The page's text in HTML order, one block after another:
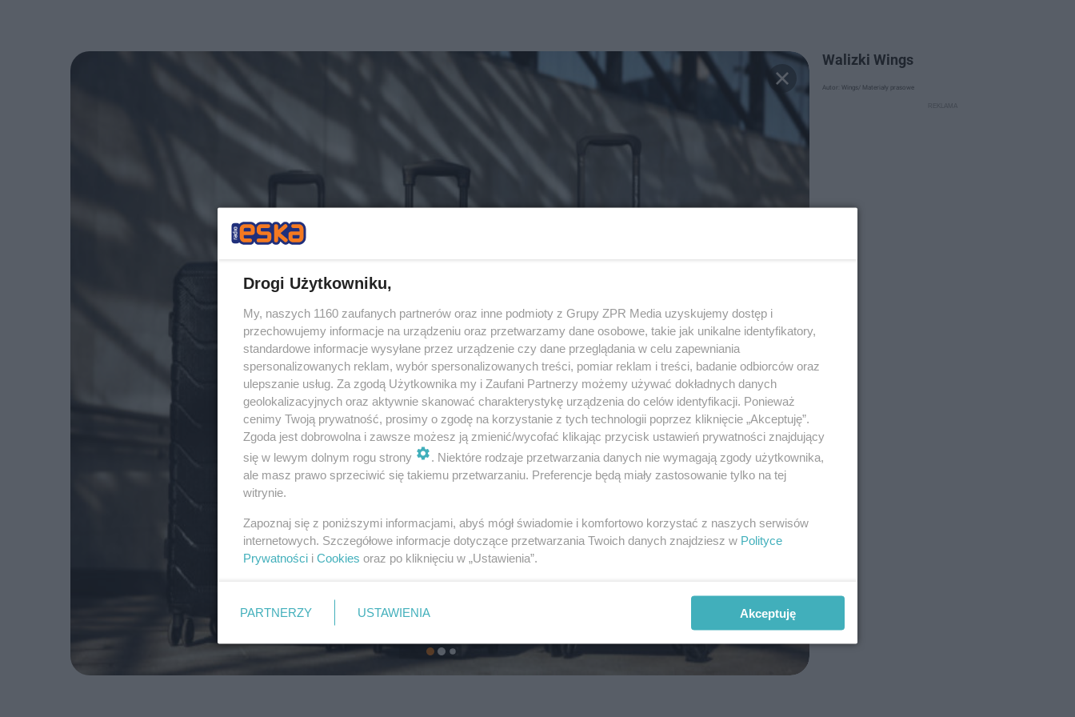
Walizki Wings
Autor: Wings/ Materiały prasowe
Drogi Użytkowniku,
My, naszych 1160 zaufanych partnerów oraz inne podmioty z Grupy ZPR Media uzyskujemy dostęp i
przechowujemy informacje na urządzeniu oraz przetwarzamy dane osobowe, takie jak unikalne identyfikatory,
standardowe informacje wysyłane przez urządzenie czy dane przeglądania w celu zapewniania
spersonalizowanych reklam, wybór spersonalizowanych treści, pomiar reklam i treści, badanie odbiorców oraz
ulepszanie usług. Za zgodą Użytkownika my i Zaufani Partnerzy możemy używać dokładnych danych
geolokalizacyjnych oraz aktywnie skanować charakterystykę urządzenia do celów identyfikacji. Ponieważ
cenimy Twoją prywatność, prosimy o zgodę na korzystanie z tych technologii poprzez kliknięcie „Akceptuję”.
Zgoda jest dobrowolna i zawsze możesz ją zmienić/wycofać klikając przycisk ustawień prywatności znajdujący
się w lewym dolnym rogu strony
. Niektóre rodzaje przetwarzania danych nie wymagają zgody użytkownika,
ale masz prawo sprzeciwić się takiemu przetwarzaniu. Preferencje będą miały zastosowanie tylko na tej
witrynie.
Zapoznaj się z poniższymi informacjami, abyś mógł świadomie i komfortowo korzystać z naszych serwisów
internetowych. Szczegółowe informacje dotyczące przetwarzania Twoich danych znajdziesz w Polityce
Prywatności i Cookies oraz po kliknięciu w „Ustawienia”.
PARTNERZY USTAWIENIA Akceptuję